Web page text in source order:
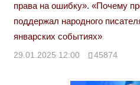
права на ошибку». «Почему
поддержал народного
январских событиях»
29.01.2025 12:00 45874